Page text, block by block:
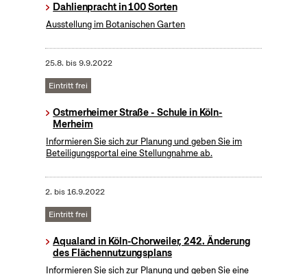
Dahlienpracht in 100 Sorten
Ausstellung im Botanischen Garten
25.8. bis9.9.2022
Eintritt frei
Ostmerheimer Straße - Schule in Köln-
Merheim
Informieren Sie sich zur Planung und geben Sie im
Beteiligungsportal eine Stellungnahme ab.
2. bis16.9.2022
Eintritt frei
Aqualand in Köln-Chorweiler, 242. Änderung
des Flächennutzungsplans
Informieren Sie sich zur Planung und geben Sie eine